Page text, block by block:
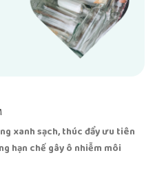
xanh sạch, thúc đẩy ưu tiên
hạn chế gây ô nhiễm môi